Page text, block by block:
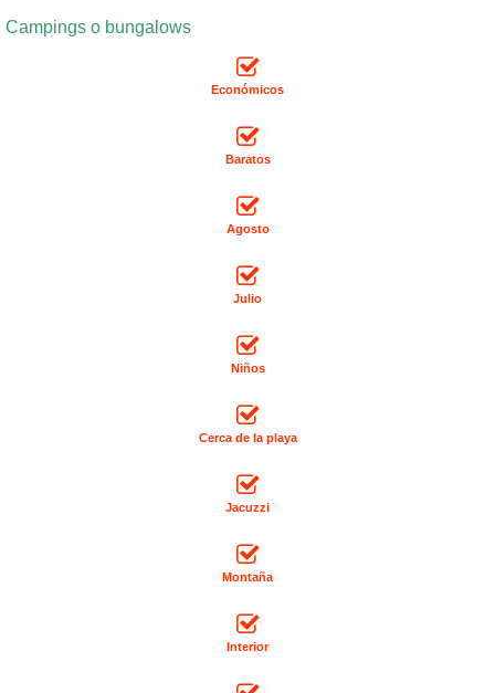
Campings o bungalows
Económicos
Baratos
Agosto
Julio
Niños
Cerca de la playa
Jacuzzi
Montaña
Interior